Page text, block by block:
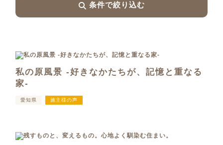
条件で絞り込む
私の原風景 -好きなかたちが、記憶と重なる
家-
愛知県 施主様の声